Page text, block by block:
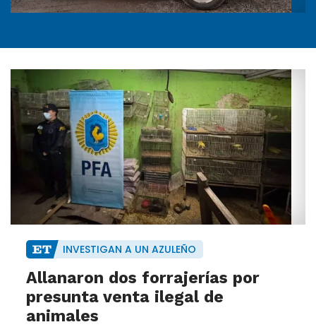
INVESTIGAN A UN AZULEÑO
Allanaron dos forrajerías por
presunta venta ilegal de
animales